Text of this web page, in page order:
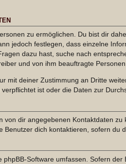
zu ermöglichen. Du bist dir
jedoch festlegen, dass einzelne
dazu hast, suche nach
und von ihm beauftragte
mit deiner Zustimmung an Dritte
ist oder die Daten zur
dir angegebenen Kontaktdaten
dich kontaktieren, sofern du
Software umfassen. Sofern